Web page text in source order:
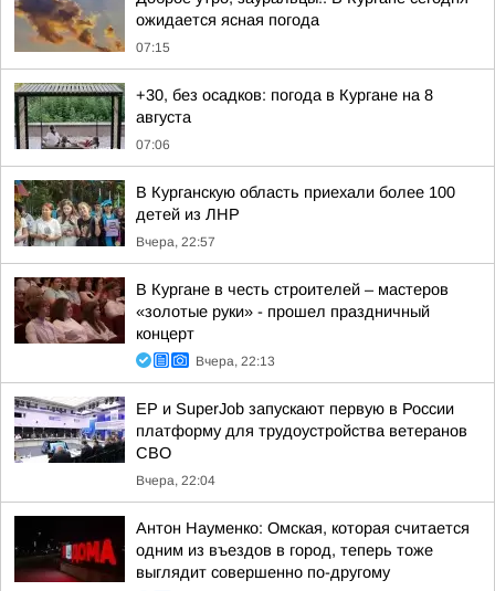
ожидается ясная погода
07:15
+30, без осадков: погода в Кургане на 8
августа
07:06
В Курганскую область приехали более 100
детей из ЛНР
Вчера, 22:57
В Кургане в честь строителей – мастеров
«золотые руки» - прошел праздничный
концерт
Вчера, 22:13
ЕР и SuperJob запускают первую в России
платформу для трудоустройства ветеранов
СВО
Вчера, 22:04
Антон Науменко: Омская, которая считается
одним из въездов в город, теперь тоже
выглядит совершенно по-другому